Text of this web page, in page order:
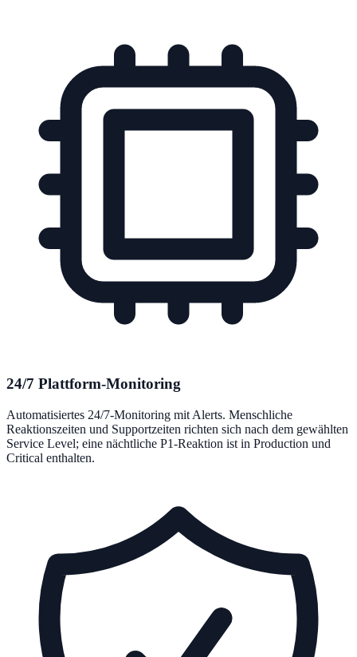
24/7 Plattform-Monitoring
Automatisiertes 24/7-Monitoring mit Alerts. Menschliche
Reaktionszeiten und Supportzeiten richten sich nach dem gewählten
Service Level; eine nächtliche P1-Reaktion ist in Production und
Critical enthalten.